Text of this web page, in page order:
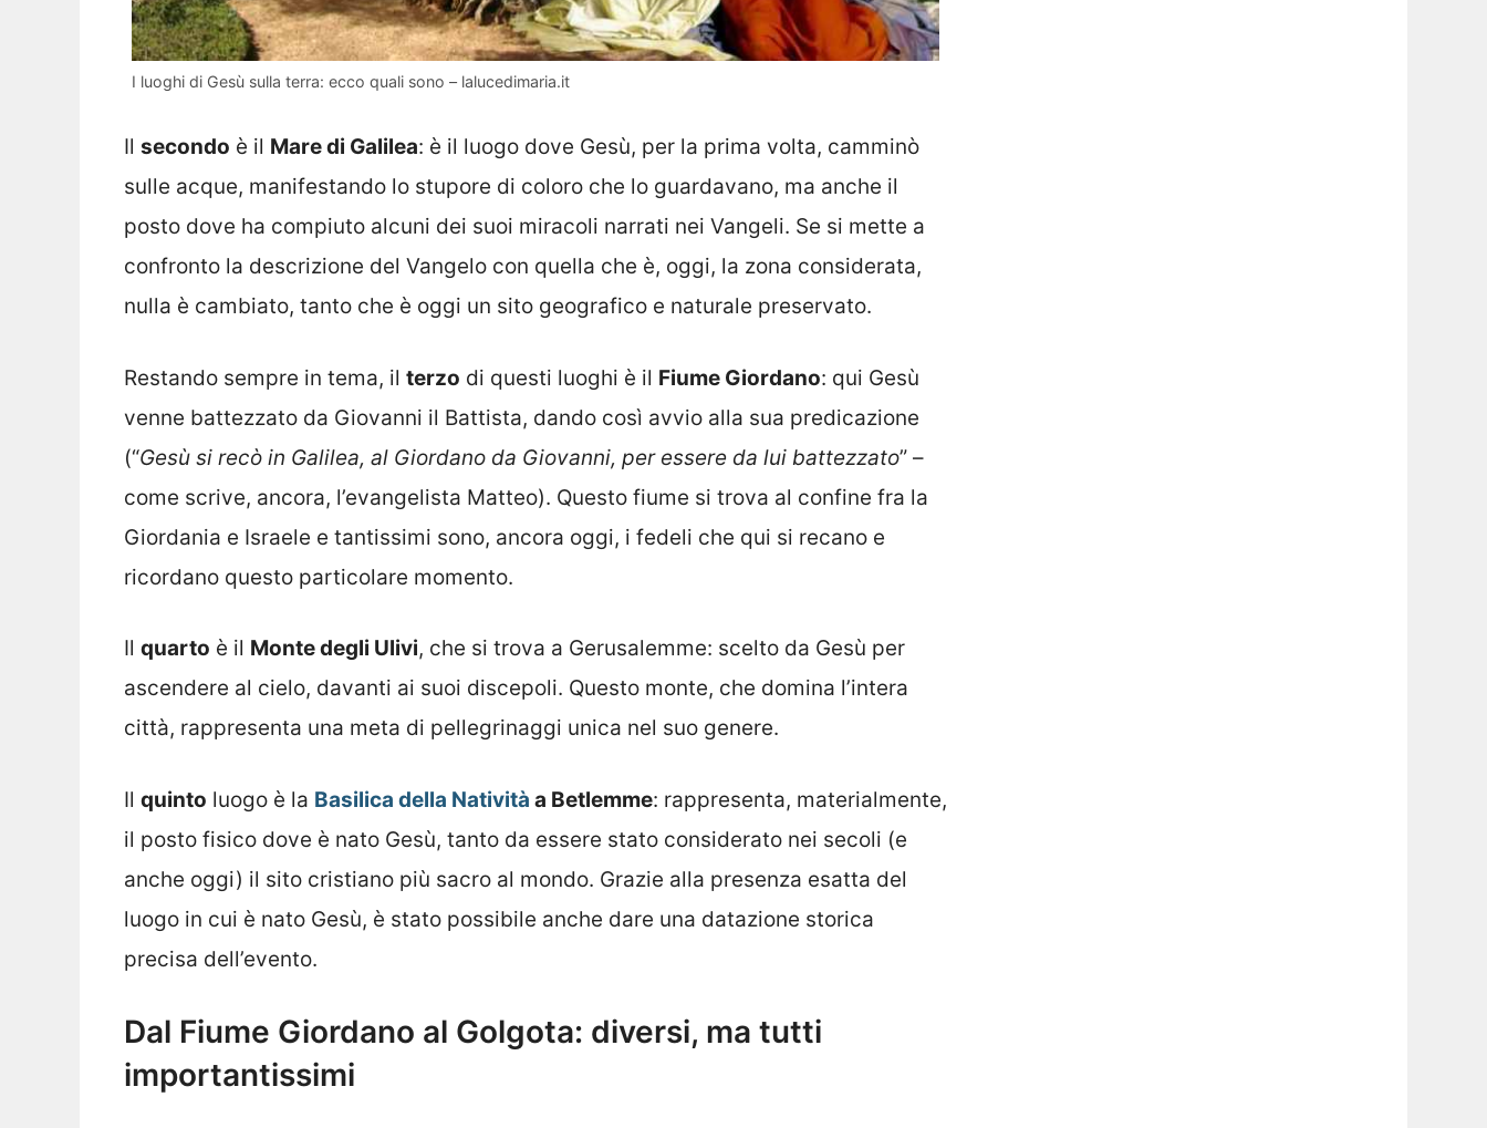
I luoghi di Gesù sulla terra: ecco quali sono – lalucedimaria.it
Il secondo è il Mare di Galilea: è il luogo dove Gesù, per la prima volta, camminò
sulle acque, manifestando lo stupore di coloro che lo guardavano, ma anche il
posto dove ha compiuto alcuni dei suoi miracoli narrati nei Vangeli. Se si mette a
confronto la descrizione del Vangelo con quella che è, oggi, la zona considerata,
nulla è cambiato, tanto che è oggi un sito geografico e naturale preservato.
Restando sempre in tema, il terzo di questi luoghi è il Fiume Giordano: qui Gesù
venne battezzato da Giovanni il Battista, dando così avvio alla sua predicazione
(“Gesù si recò in Galilea, al Giordano da Giovanni, per essere da lui battezzato” –
come scrive, ancora, l’evangelista Matteo). Questo fiume si trova al confine fra la
Giordania e Israele e tantissimi sono, ancora oggi, i fedeli che qui si recano e
ricordano questo particolare momento.
Il quarto è il Monte degli Ulivi, che si trova a Gerusalemme: scelto da Gesù per
ascendere al cielo, davanti ai suoi discepoli. Questo monte, che domina l’intera
città, rappresenta una meta di pellegrinaggi unica nel suo genere.
Il quinto luogo è la Basilica della Natività a Betlemme: rappresenta, materialmente,
il posto fisico dove è nato Gesù, tanto da essere stato considerato nei secoli (e
anche oggi) il sito cristiano più sacro al mondo. Grazie alla presenza esatta del
luogo in cui è nato Gesù, è stato possibile anche dare una datazione storica
precisa dell’evento.
Dal Fiume Giordano al Golgota: diversi, ma tutti
importantissimi